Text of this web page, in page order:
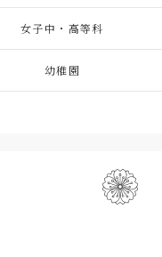
女子中・高等科
幼稚園